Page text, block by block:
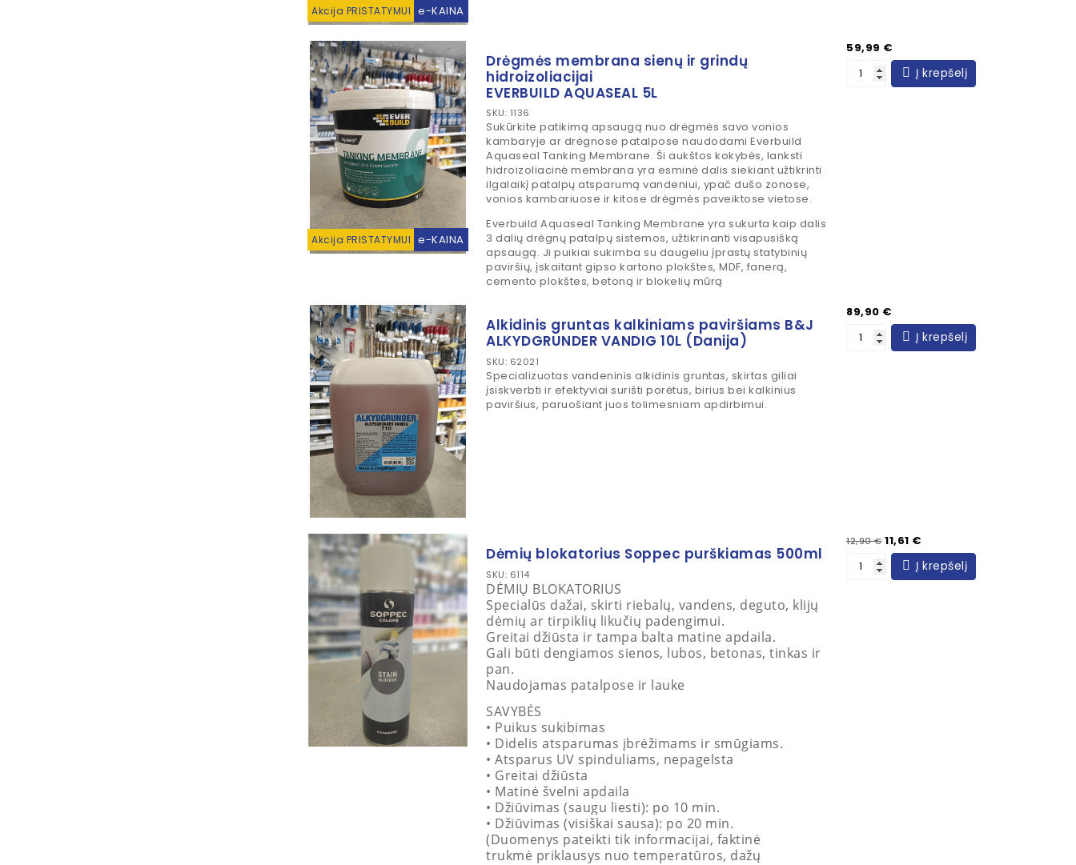
Akcija PRISTATYMUI e-KAINA
Akcija PRISTATYMUI e-KAINA
Drėgmės membrana sienų ir grindų
hidroizoliacijai
EVERBUILD AQUASEAL 5L
SKU: 1136
Sukūrkite patikimą apsaugą nuo drėgmės savo vonios
kambaryje ar drėgnose patalpose naudodami Everbuild
Aquaseal Tanking Membrane. Ši aukštos kokybės, lanksti
hidroizoliacinė membrana yra esminė dalis siekiant užtikrinti
ilgalaikį patalpų atsparumą vandeniui, ypač dušo zonose,
vonios kambariuose ir kitose drėgmės paveiktose vietose.
Everbuild Aquaseal Tanking Membrane yra sukurta kaip dalis
3 dalių drėgnų patalpų sistemos, užtikrinanti visapusišką
apsaugą. Ji puikiai sukimba su daugeliu įprastų statybinių
paviršių, įskaitant gipso kartono plokštes, MDF, fanerą,
cemento plokštes, betoną ir blokelių mūrą
Kaina
59,99 €
Į krepšelį
Alkidinis gruntas kalkiniams paviršiams B&J
ALKYDGRUNDER VANDIG 10L (Danija)
SKU: 62021
Specializuotas vandeninis alkidinis gruntas, skirtas giliai
įsiskverbti ir efektyviai surišti porėtus, birius bei kalkinius
paviršius, paruošiant juos tolimesniam apdirbimui.
Kaina
89,90 €
Į krepšelį
Dėmių blokatorius Soppec purškiamas 500ml
SKU: 6114
DĖMIŲ BLOKATORIUS
Specialūs dažai, skirti riebalų, vandens, deguto, klijų
dėmių ar tirpiklių likučių padengimui.
Greitai džiūsta ir tampa balta matine apdaila.
Gali būti dengiamos sienos, lubos, betonas, tinkas ir
pan.
Naudojamas patalpose ir lauke
SAVYBĖS
• Puikus sukibimas
• Didelis atsparumas įbrėžimams ir smūgiams.
• Atsparus UV spinduliams, nepagelsta
• Greitai džiūsta
• Matinė švelni apdaila
• Džiūvimas (saugu liesti): po 10 min.
• Džiūvimas (visiškai sausa): po 20 min.
(Duomenys pateikti tik informacijai, faktinė
trukmė priklausys nuo temperatūros, dažų
Įprasta kaina
12,90 € Kaina
11,61 €
Į krepšelį